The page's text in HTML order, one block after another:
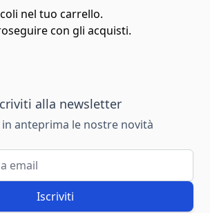
nel tuo carrello.
con gli acquisti.
alla newsletter
anteprima le nostre novità
Iscriviti